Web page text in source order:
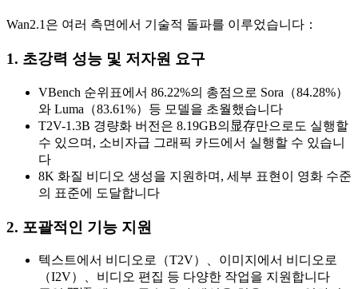
Wan2.1은 여러 측면에서 기술적 돌파를 이루었습니다：
1. 초강력 성능 및 저자원 요구
VBench 순위표에서 86.22%의 총점으로 Sora（84.28%）
와 Luma（83.61%）등 모델을 초월했습니다
T2V-1.3B 경량화 버전은 8.19GB의显存만으로도 실행할
수 있으며, 소비자급 그래픽 카드에서 실행할 수 있습니
다
8K 화질 비디오 생성을 지원하며, 세부 표현이 영화 수준
의 표준에 도달합니다
2. 포괄적인 기능 지원
텍스트에서 비디오로（T2V）、이미지에서 비디오로
（I2V）、비디오 편집 등 다양한 작업을 지원합니다